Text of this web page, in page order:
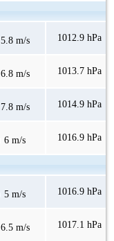
5.8 m/s 1012.9 hPa
6.8 m/s 1013.7 hPa
7.8 m/s 1014.9 hPa
6 m/s 1016.9 hPa
5 m/s 1016.9 hPa
6.5 m/s 1017.1 hPa